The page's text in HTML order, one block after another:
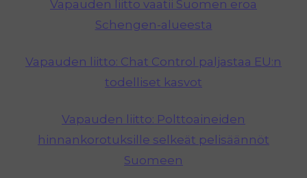
Vapauden liitto vaatii Suomen eroa
Schengen-alueesta
Vapauden liitto: Chat Control paljastaa EU:n
todelliset kasvot
Vapauden liitto: Polttoaineiden
hinnankorotuksille selkeät pelisäännöt
Suomeen